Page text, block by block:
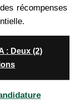
récompenses
: Deux (2)